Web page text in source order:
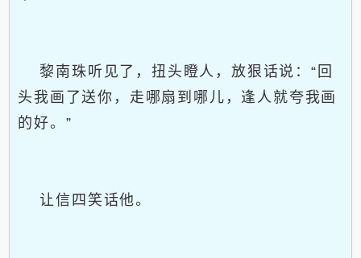
黎南珠听见了，扭头瞪人，放狠话说：“回
头我画了送你，走哪扇到哪儿，逢人就夸我画
的好。”
让信四笑话他。